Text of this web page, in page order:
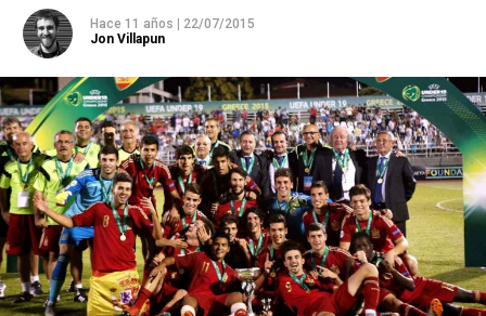
Hace 11 años
22/07/2015
Jon Villapun